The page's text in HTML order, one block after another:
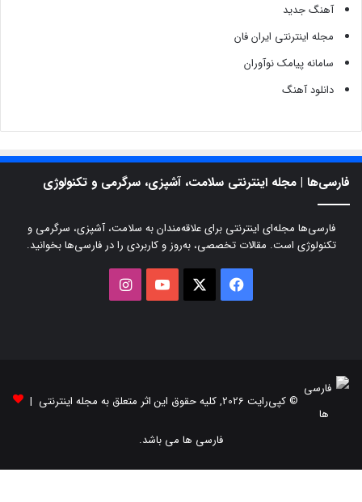
آهنگ جدید
مجله اینترنتی ایران فان
سامانه پیامک نوآوران
دانلود آهنگ
فارسی‌ها | مجله اینترنتی سلامت، آشپزی، سرگرمی و تکنولوژی
فارسی‌ها مجله‌ای اینترنتی برای علاقه‌مندان به سلامت، آشپزی، سرگرمی و
تکنولوژی است. مقالات تخصصی، به‌روز و کاربردی را در فارسی‌ها بخوانید.
فیسبوک یوتیوب
© کپی‌رایت 2026, کلیه حقوق این اثر متعلق به مجله اینترنتی |
فارسی ها می باشد.